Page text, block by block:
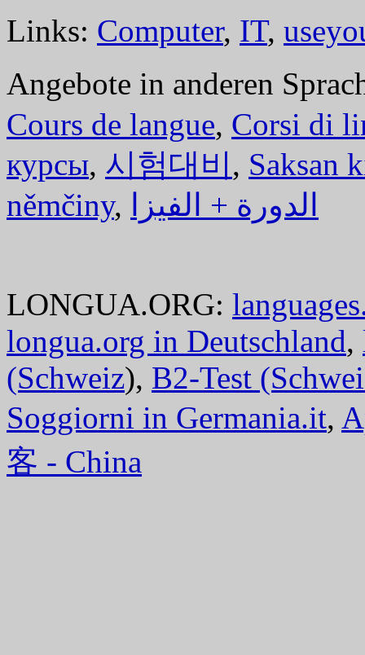
Links: Computer, IT,
Angebote in anderen
Cours de langue, Corsi di
курсы, 시험대비, Saksan
němčiny, الدورة + الفيزا
LONGUA.ORG:
longua.org in Deutschland,
(Schweiz), B2-Test
Soggiorni in Germania.it,
客 - China